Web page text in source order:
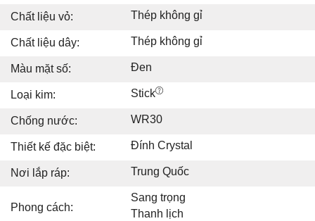
Chất liệu vỏ:
Thép không gỉ
Chất liệu dây: Thép không gỉ
Màu mặt số: Đen
Loại kim: Stick
Chống nước: WR30
Thiết kế đặc biệt: Đính Crystal
Nơi lắp ráp: Trung Quốc
Phong cách:
Sang trọng
Thanh lịch